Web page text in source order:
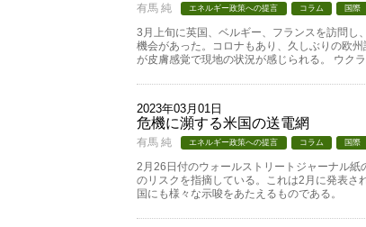
有馬 純 エネルギー政策への提言 コラム 国際
3月上旬に英国、ベルギー、フランスを訪問し
機会があった。コロナもあり、久しぶりの欧
が皮膚感覚で現地の状況が感じられる。 ウクラ
2023年03月01日
危機に瀕する米国の送電網
有馬 純 エネルギー政策への提言 コラム 国際
2月26日付のウォールストリートジャーナル
のリスクを指摘している。これは2月に発表さ
国にも様々な示唆をあたえるものである。